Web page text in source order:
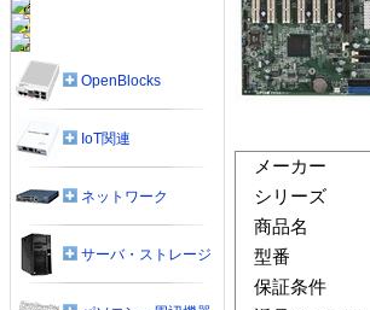
メーカー
シリーズ
商品名
型番
保証条件
OpenBlocks
IoT関連
ネットワーク
サーバ・ストレージ